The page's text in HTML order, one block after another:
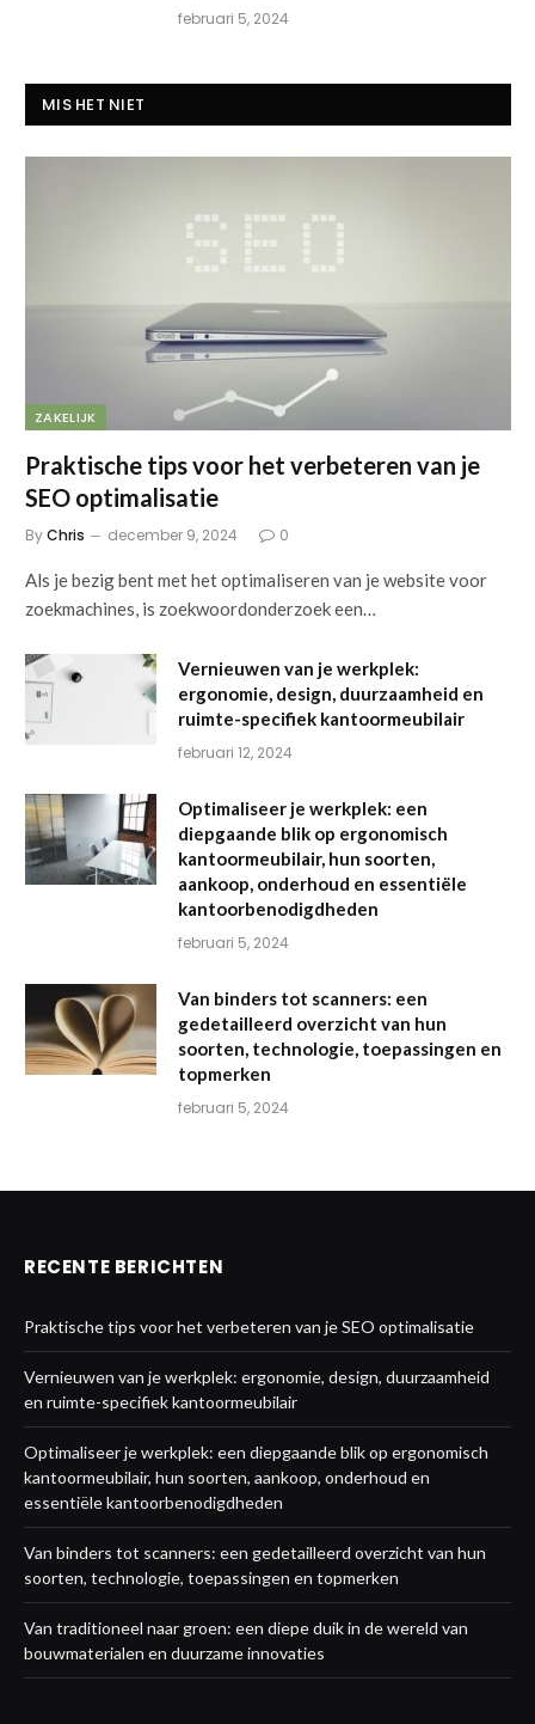
februari 5, 2024
MIS HET NIET
ZAKELIJK
Praktische tips voor het verbeteren van je
SEO optimalisatie
ByChris december 9, 2024 0
Als je bezig bent met het optimaliseren van je website voor
zoekmachines, is zoekwoordonderzoek een…
Vernieuwen van je werkplek:
ergonomie, design, duurzaamheid en
ruimte-specifiek kantoormeubilair
februari 12, 2024
Optimaliseer je werkplek: een
diepgaande blik op ergonomisch
kantoormeubilair, hun soorten,
aankoop, onderhoud en essentiële
kantoorbenodigdheden
februari 5, 2024
Van binders tot scanners: een
gedetailleerd overzicht van hun
soorten, technologie, toepassingen en
topmerken
februari 5, 2024
RECENTE BERICHTEN
Praktische tips voor het verbeteren van je SEO optimalisatie
Vernieuwen van je werkplek: ergonomie, design, duurzaamheid
en ruimte-specifiek kantoormeubilair
Optimaliseer je werkplek: een diepgaande blik op ergonomisch
kantoormeubilair, hun soorten, aankoop, onderhoud en
essentiële kantoorbenodigdheden
Van binders tot scanners: een gedetailleerd overzicht van hun
soorten, technologie, toepassingen en topmerken
Van traditioneel naar groen: een diepe duik in de wereld van
bouwmaterialen en duurzame innovaties